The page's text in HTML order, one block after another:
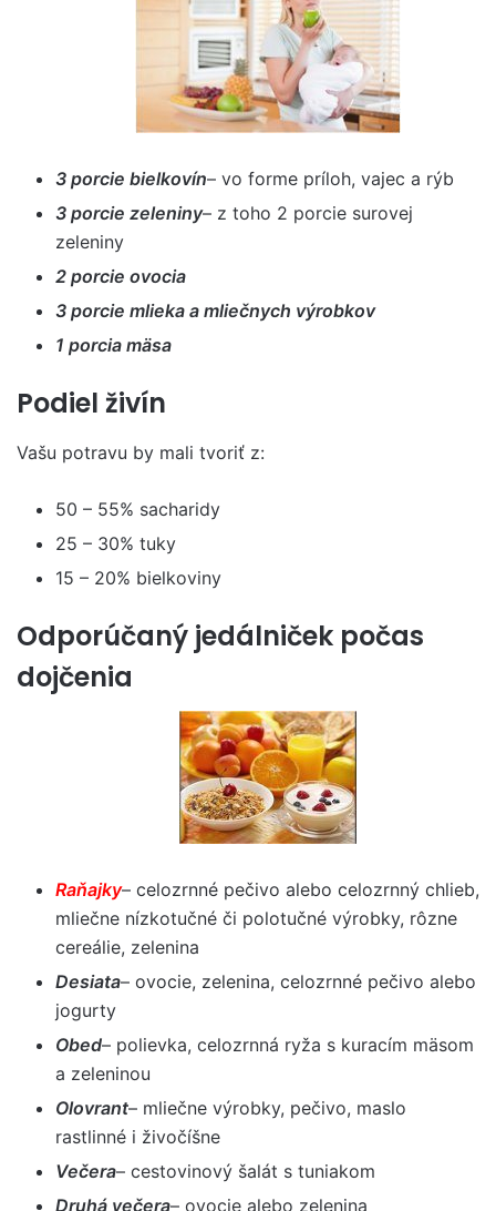
3 porcie bielkovín– vo forme príloh, vajec a rýb
3 porcie zeleniny– z toho 2 porcie surovej
zeleniny
2 porcie ovocia
3 porcie mlieka a mliečnych výrobkov
1 porcia mäsa
Podiel živín
Vašu potravu by mali tvoriť z:
50 – 55% sacharidy
25 – 30% tuky
15 – 20% bielkoviny
Odporúčaný jedálniček počas
dojčenia
Raňajky– celozrnné pečivo alebo celozrnný chlieb,
mliečne nízkotučné či polotučné výrobky, rôzne
cereálie, zelenina
Desiata– ovocie, zelenina, celozrnné pečivo alebo
jogurty
Obed– polievka, celozrnná ryža s kuracím mäsom
a zeleninou
Olovrant– mliečne výrobky, pečivo, maslo
rastlinné i živočíšne
Večera– cestovinový šalát s tuniakom
Druhá večera– ovocie alebo zelenina